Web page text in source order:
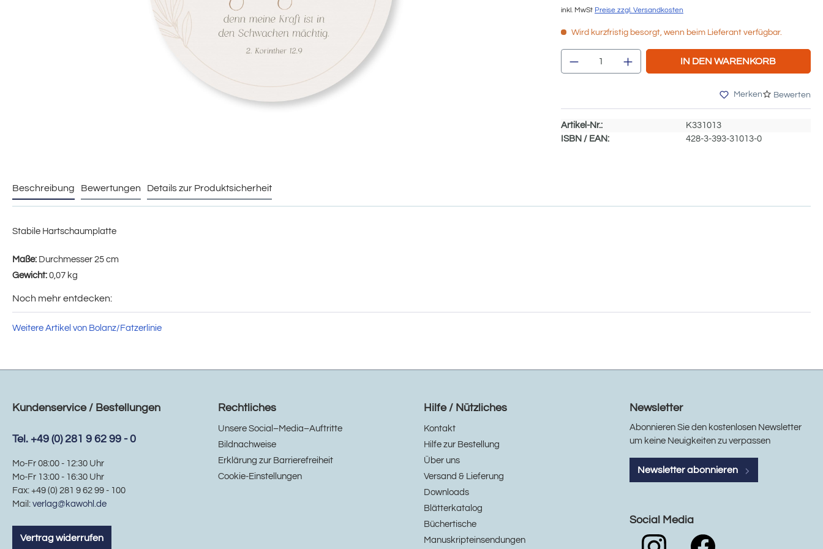
inkl. MwSt Preise zzgl. Versandkosten
Wird kurzfristig besorgt, wenn beim Lieferant verfügbar.
Produkt Anzahl: Gib den gewünschten
IN DEN WARENKORB
Merken Bewerten
Artikel-Nr.:
K331013
ISBN / EAN:
428-3-393-31013-0
Beschreibung Bewertungen Details zur Produktsicherheit
Stabile Hartschaumplatte
Maße: Durchmesser 25 cm
Gewicht: 0,07 kg
Noch mehr entdecken:
Weitere Artikel von Bolanz/Fatzerlinie
Kundenservice / Bestellungen
Tel. +49 (0) 281 9 62 99 - 0
Mo-Fr 08:00 - 12:30 Uhr
Mo-Fr 13:00 - 16:30 Uhr
Fax: +49 (0) 281 9 62 99 - 100
Mail: verlag@kawohl.de
Vertrag widerrufen
Rechtliches
Unsere Social–Media–Auftritte
Bildnachweise
Erklärung zur Barrierefreiheit
Cookie-Einstellungen
Hilfe / Nützliches
Kontakt
Hilfe zur Bestellung
Über uns
Versand & Lieferung
Downloads
Blätterkatalog
Büchertische
Manuskripteinsendungen
Newsletter
Abonnieren Sie den kostenlosen Newsletter
um keine Neuigkeiten zu verpassen
Newsletter abonnieren
Social Media